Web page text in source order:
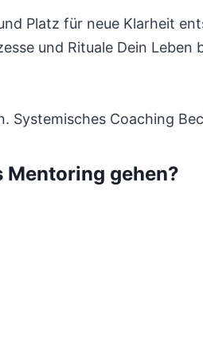
Platz für neue Klarheit
und Rituale Dein Leben
Systemisches Coaching
gehen?